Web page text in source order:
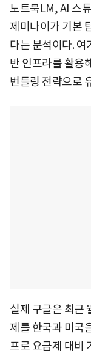
노트북LM, AI 스
제미나이가 기본
다는 분석이다. 여
반 인프라를 활용
번들링 전략으로
실제 구글은 최근
제를 한국과 미국
프로 요금제 대비